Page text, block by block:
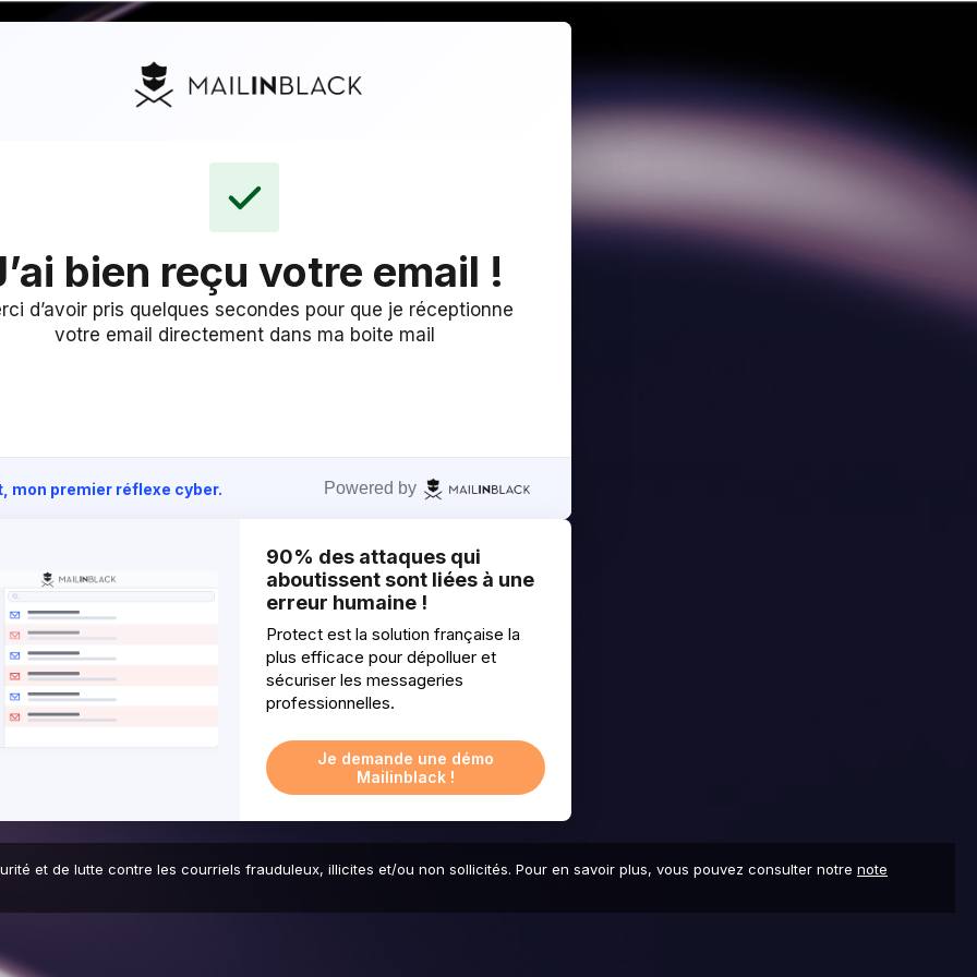
bien reçu votre email !
d’avoir pris quelques secondes pour que je réceptionne
votre email directement dans ma boite mail
mon premier réflexe cyber. Powered by
90% des attaques qui
aboutissent sont liées à une
erreur humaine !
Protect est la solution française la
plus efficace pour dépolluer et
sécuriser les messageries
professionnelles.
Je demande une démo
Mailinblack !
et de lutte contre les courriels frauduleux, illicites et/ou non sollicités. Pour en savoir plus, vous pouvez consulter notre note